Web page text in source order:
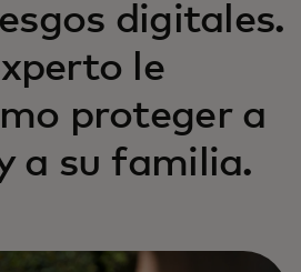
digitales.
le
proteger a
a su familia.